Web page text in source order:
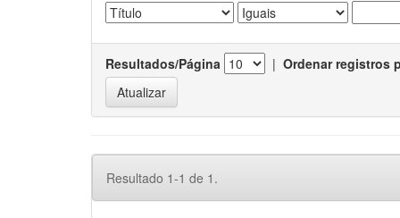
Resultados/Página | Ordenar registros
Resultado 1-1 de 1.